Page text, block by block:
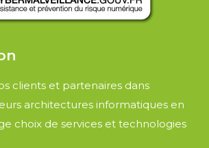
clients et partenaires dans
architectures informatiques en
choix de services et technologies